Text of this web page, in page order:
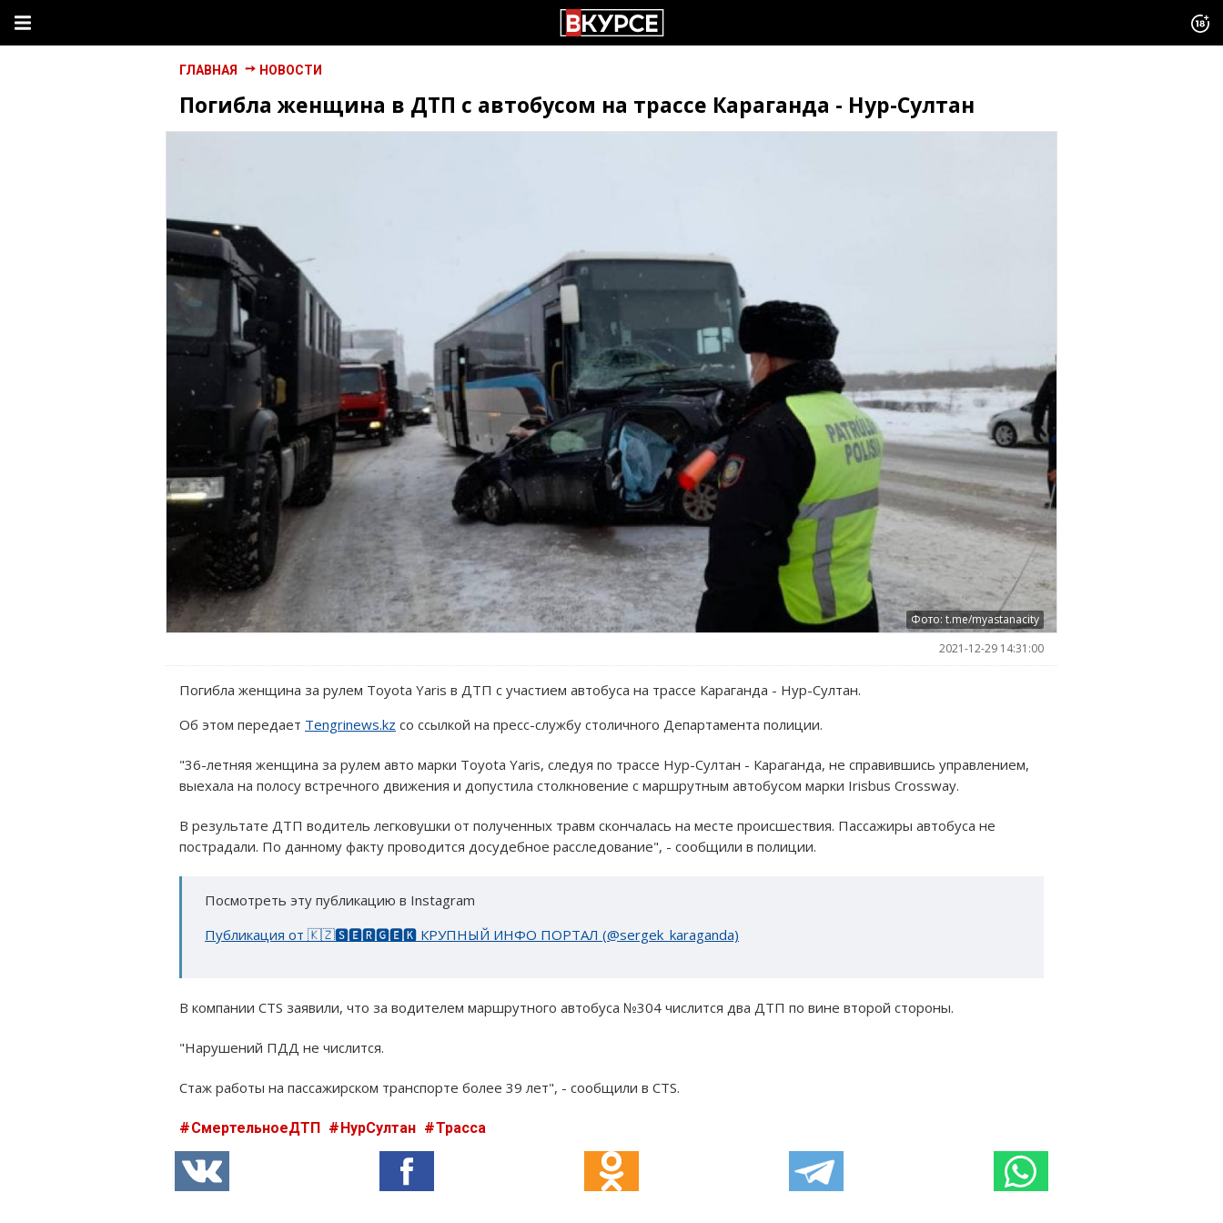
ГЛАВНАЯ НОВОСТИ
Погибла женщина в ДТП с автобусом на трассе Караганда - Нур-Султан
Фото: t.me/myastanacity
2021-12-29 14:31:00
Погибла женщина за рулем Toyota Yaris в ДТП с участием автобуса на трассе Караганда - Нур-Султан.
Об этом передает Tengrinews.kz со ссылкой на пресс-службу столичного Департамента полиции.
"36-летняя женщина за рулем авто марки Toyota Yaris, следуя по трассе Нур-Султан - Караганда, не справившись управлением,
выехала на полосу встречного движения и допустила столкновение с маршрутным автобусом марки Irisbus Crossway.
В результате ДТП водитель легковушки от полученных травм скончалась на месте происшествия. Пассажиры автобуса не
пострадали. По данному факту проводится досудебное расследование", - сообщили в полиции.
Посмотреть эту публикацию в Instagram
Публикация от 🇰🇿🆂🅴🆁🅶🅴🅺 КРУПНЫЙ ИНФО ПОРТАЛ (@sergek_karaganda)
В компании CTS заявили, что за водителем маршрутного автобуса №304 числится два ДТП по вине второй стороны.
"Нарушений ПДД не числится.
Стаж работы на пассажирском транспорте более 39 лет", - сообщили в CTS.
СмертельноеДТП НурСултан Трасса